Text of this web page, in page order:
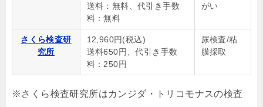
送料：無料、代引き手数
料：無料
がい
さくら検査研
究所
12,960円(税込)
送料650円、代引き手数
料：250円
尿検査/粘
膜採取
※さくら検査研究所はカンジダ・トリコモナスの検査